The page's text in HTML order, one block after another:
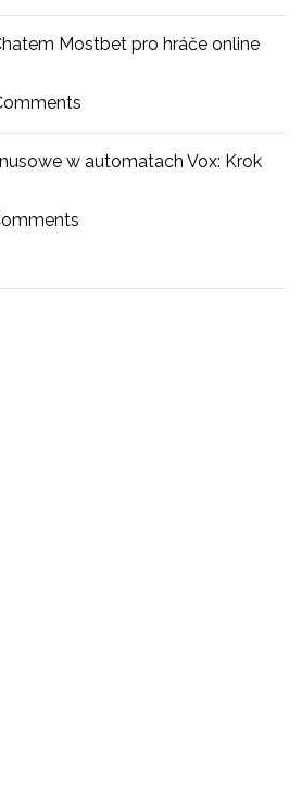
Mostbet pro hráče online
w automatach Vox: Krok